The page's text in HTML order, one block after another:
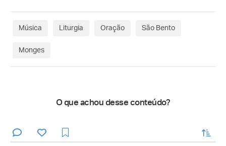
Música Liturgia Oração São Bento
Monges
O que achou desse conteúdo?
enviar